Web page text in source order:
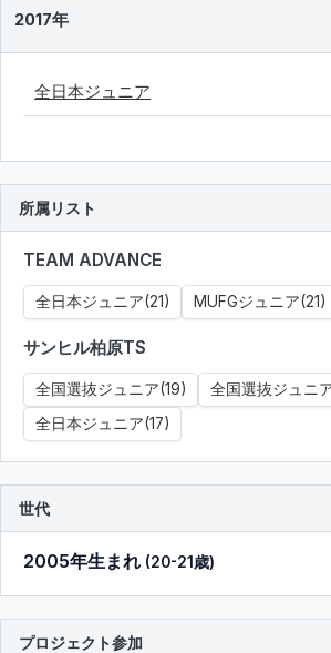
2017年
全日本ジュニア
所属リスト
TEAM ADVANCE
全日本ジュニア(21) MUFGジュニア(21)
サンヒル柏原TS
全国選抜ジュニア(19)
全国選抜ジュニ
全日本ジュニア(17)
世代
2005年生まれ (20-21歳)
プロジェクト参加